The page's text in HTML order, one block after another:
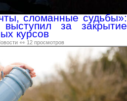
сломанные судьбы»:
за закрытие
курсов
👀 12 просмотров